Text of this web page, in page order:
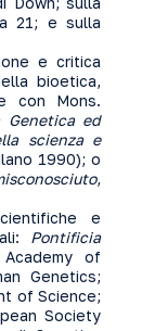
21; e sulla
e critica
bioetica,
con Mons.
Genetica ed
scienza e
1990); o
,
e
Pontificia
of
Genetics;
of Science;
Society